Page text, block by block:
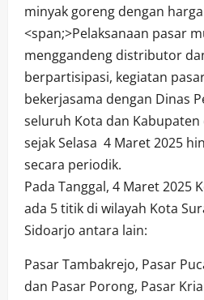
minyak goreng dengan
<span;>Pelaksanaan pasar
menggandeng distributor
berpartisipasi, kegiatan
bekerjasama dengan Dinas
seluruh Kota dan Kabupaten
sejak Selasa 4 Maret 2025
secara periodik.
Pada Tanggal, 4 Maret 2025
ada 5 titik di wilayah Kota
Sidoarjo antara lain:
Pasar Tambakrejo, Pasar
dan Pasar Porong, Pasar